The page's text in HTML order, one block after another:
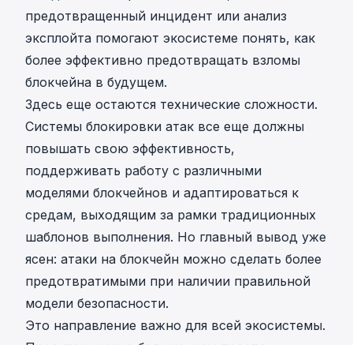
предотвращенный инцидент или анализ
эксплойта помогают экосистеме понять, как
более эффективно предотвращать взломы
блокчейна в будущем.
Здесь еще остаются технические сложности.
Системы блокировки атак все еще должны
повышать свою эффективность,
поддерживать работу с различными
моделями блокчейнов и адаптироваться к
средам, выходящим за рамки традиционных
шаблонов выполнения. Но главный вывод уже
ясен: атаки на блокчейн можно сделать более
предотвратимыми при наличии правильной
модели безопасности.
Это направление важно для всей экосистемы.